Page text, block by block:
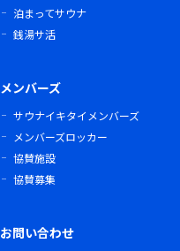
泊まってサウナ
銭湯サ活
メンバーズ
サウナイキタイメンバーズ
メンバーズロッカー
協賛施設
協賛募集
お問い合わせ